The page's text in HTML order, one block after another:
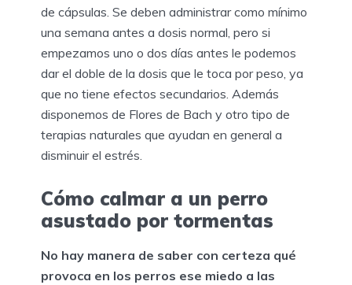
de cápsulas. Se deben administrar como mínimo
una semana antes a dosis normal, pero si
empezamos uno o dos días antes le podemos
dar el doble de la dosis que le toca por peso, ya
que no tiene efectos secundarios. Además
disponemos de Flores de Bach y otro tipo de
terapias naturales que ayudan en general a
disminuir el estrés.
Cómo calmar a un perro
asustado por tormentas
No hay manera de saber con certeza qué
provoca en los perros ese miedo a las